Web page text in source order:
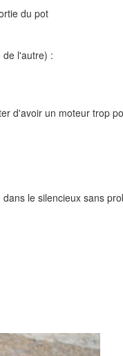
du pot
l'autre) :
d'avoir un moteur trop
le silencieux sans